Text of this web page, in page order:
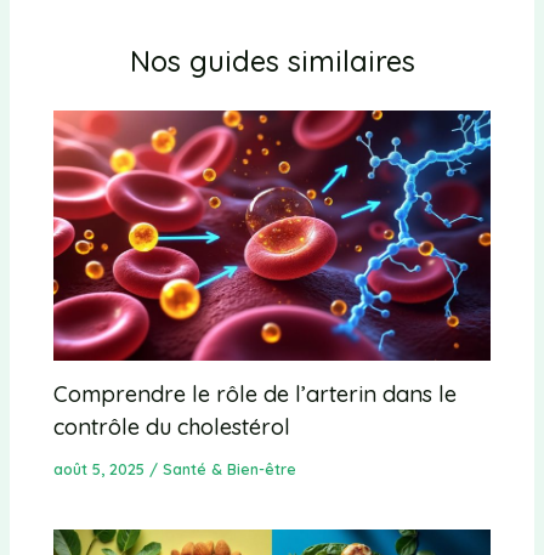
Nos guides similaires
Comprendre le rôle de l’arterin dans le
contrôle du cholestérol
août 5, 2025 /Santé & Bien-être